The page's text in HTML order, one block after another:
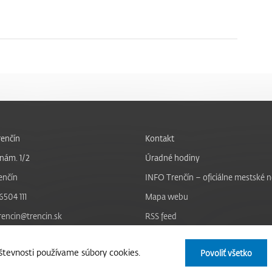
používame súbory cookies. Povoliť všetko
1/2
111
Kontakt
Úradné hodiny
INFO Trenčín – oficiálne mestské
Mapa webu
RSS feed